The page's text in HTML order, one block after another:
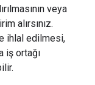
veya
alırsınız.
ihlal edilmesi,
iş ortağı